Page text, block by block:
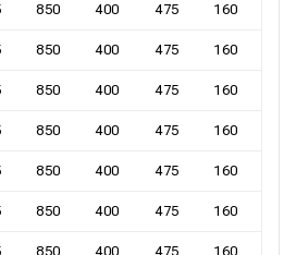
850 400 475 160
850 400 475 160
850 400 475 160
850 400 475 160
850 400 475 160
850 400 475 160
850 400 475 160